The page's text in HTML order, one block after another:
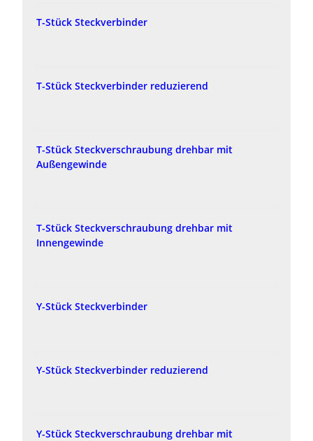
T-Stück Steckverbinder
T-Stück Steckverbinder reduzierend
T-Stück Steckverschraubung drehbar mit
Außengewinde
T-Stück Steckverschraubung drehbar mit
Innengewinde
Y-Stück Steckverbinder
Y-Stück Steckverbinder reduzierend
Y-Stück Steckverschraubung drehbar mit